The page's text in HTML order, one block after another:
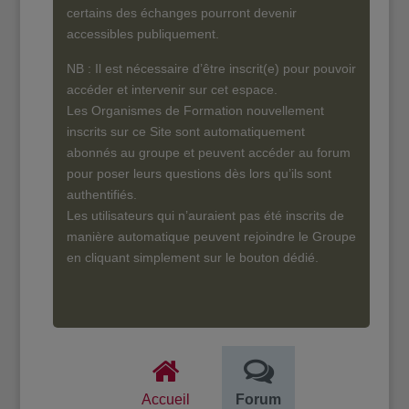
certains des échanges pourront devenir
accessibles publiquement.
NB : Il est nécessaire d’être inscrit(e) pour pouvoir
accéder et intervenir sur cet espace.
Les Organismes de Formation nouvellement
inscrits sur ce Site sont automatiquement
abonnés au groupe et peuvent accéder au forum
pour poser leurs questions dès lors qu’ils sont
authentifiés.
Les utilisateurs qui n’auraient pas été inscrits de
manière automatique peuvent rejoindre le Groupe
en cliquant simplement sur le bouton dédié.
Accueil Forum